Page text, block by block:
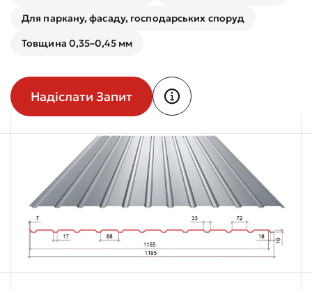
Для паркану, фасаду, господарських споруд
Товщина 0,35–0,45 мм
Надіслати Запит